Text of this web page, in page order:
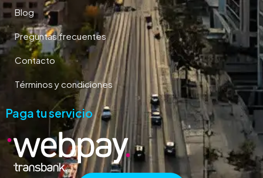
Blog
Preguntas frecuentes
Contacto
Términos y condiciones
Paga tu servicio